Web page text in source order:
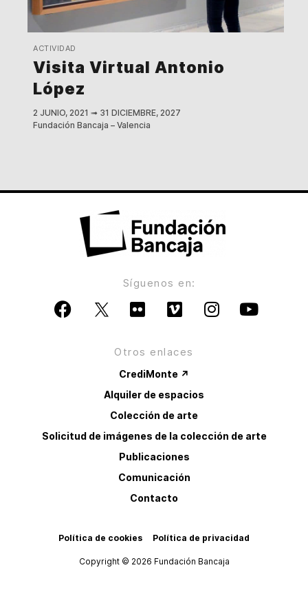
ACTIVIDAD
Visita Virtual Antonio
López
2 JUNIO, 2021 ➟ 31 DICIEMBRE, 2027
Fundación Bancaja – Valencia
Síguenos en:
Otros enlaces
CrediMonte ↗
Alquiler de espacios
Colección de arte
Solicitud de imágenes de la colección de arte
Publicaciones
Comunicación
Contacto
Política de cookies Política de privacidad
Copyright © 2026 Fundación Bancaja